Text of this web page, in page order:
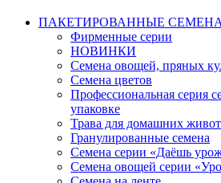
ПАКЕТИРОВАННЫЕ СЕМЕНА
Фирменные серии
НОВИНКИ
Семена овощей, пряных
Семена цветов
Профессиональная серия
упаковке
Трава для домашних
Гранулированные семена
Семена серии «Даёшь
Семена овощей серии